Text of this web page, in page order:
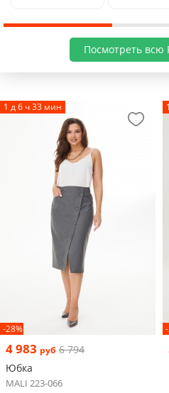
Посмотреть
1 д 6 ч 33 мин
-28%
4 983 руб 6 794
Юбка
MALI 223-066